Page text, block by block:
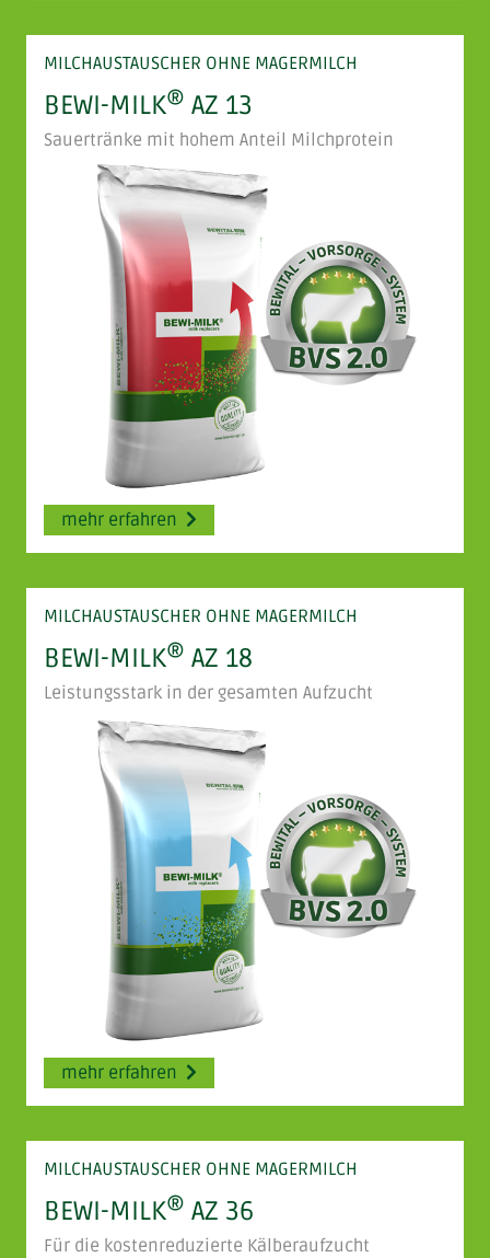
MILCHAUSTAUSCHER OHNE MAGERMILCH
BEWI-MILK® AZ 13
Sauertränke mit hohem Anteil Milchprotein
mehr erfahren
MILCHAUSTAUSCHER OHNE MAGERMILCH
BEWI-MILK® AZ 18
Leistungsstark in der gesamten Aufzucht
mehr erfahren
MILCHAUSTAUSCHER OHNE MAGERMILCH
BEWI-MILK® AZ 36
Für die kostenreduzierte Kälberaufzucht